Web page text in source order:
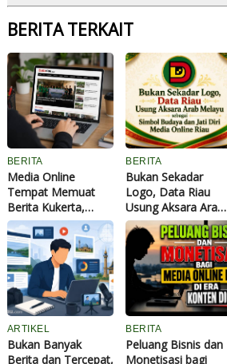
BERITA TERKAIT
BERITA
Media Online
Tempat Memuat
Berita Kukerta,
Ribuan Artikel
Mahasiswa Tayang
di Data Riau
BERITA
Bukan Sekadar
Logo, Data Riau
Usung Aksara Arab
Melayu sebagai
Simbol Budaya dan
Jati Diri Media
Online Riau
ARTIKEL
Bukan Banyak
Berita dan Tercepat,
BERITA
Peluang Bisnis dan
Monetisasi bagi